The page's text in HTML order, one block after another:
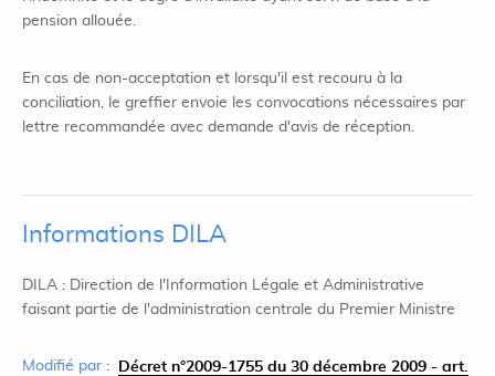
pension allouée.
En cas de non-acceptation et lorsqu'il est recouru à la
conciliation, le greffier envoie les convocations nécessaires par
lettre recommandée avec demande d'avis de réception.
Informations DILA
DILA : Direction de l'Information Légale et Administrative
faisant partie de l'administration centrale du Premier Ministre
Modifié par :
Décret n°2009-1755 du 30 décembre 2009 - art.